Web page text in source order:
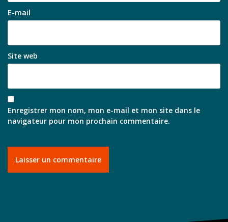
E-mail
Site web
Enregistrer mon nom, mon e-mail et mon site dans le
navigateur pour mon prochain commentaire.